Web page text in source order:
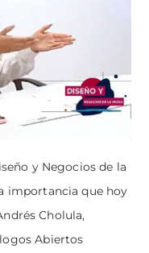
y Negocios de la
importancia que hoy
Cholula,
Abiertos